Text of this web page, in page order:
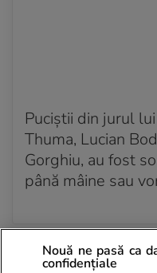
Puciștii din jurul
Thuma, Lucian
Gorghiu, au fost
până mâine sau
21 iun. - Acum 4
Nouă ne pasă ca
confidențiale